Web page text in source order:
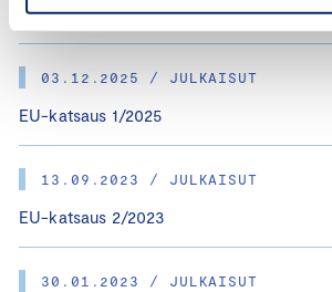
puheenjohtajuuskausi
03.12.2025 / JULKAISUT
EU-katsaus 1/2025
13.09.2023 / JULKAISUT
EU-katsaus 2/2023
30.01.2023 / JULKAISUT